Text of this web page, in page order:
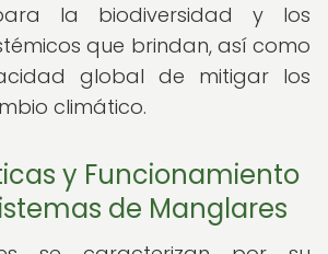
la biodiversidad y los
que brindan, así como
global de mitigar los
climático.
y Funcionamiento
de Manglares